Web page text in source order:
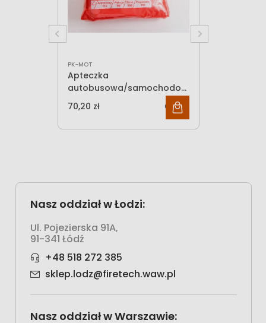
PK-MOT
Apteczka
autobusowa/samochodowa
materiał TYP A1
70,20 zł 65,00 zł
Nasz oddział w Łodzi:
Ul. Pojezierska 91A,
91-341 Łódź
+48 518 272 385
sklep.lodz@firetech.waw.pl
Nasz oddział w Warszawie: